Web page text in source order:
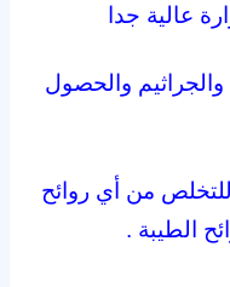
عالية جدا
والجراثيم والحصول
من أي روائح
الطيبة .